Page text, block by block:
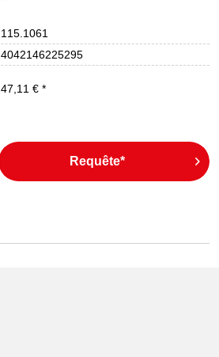
115.1061
4042146225295
47,11 € *
Requête*